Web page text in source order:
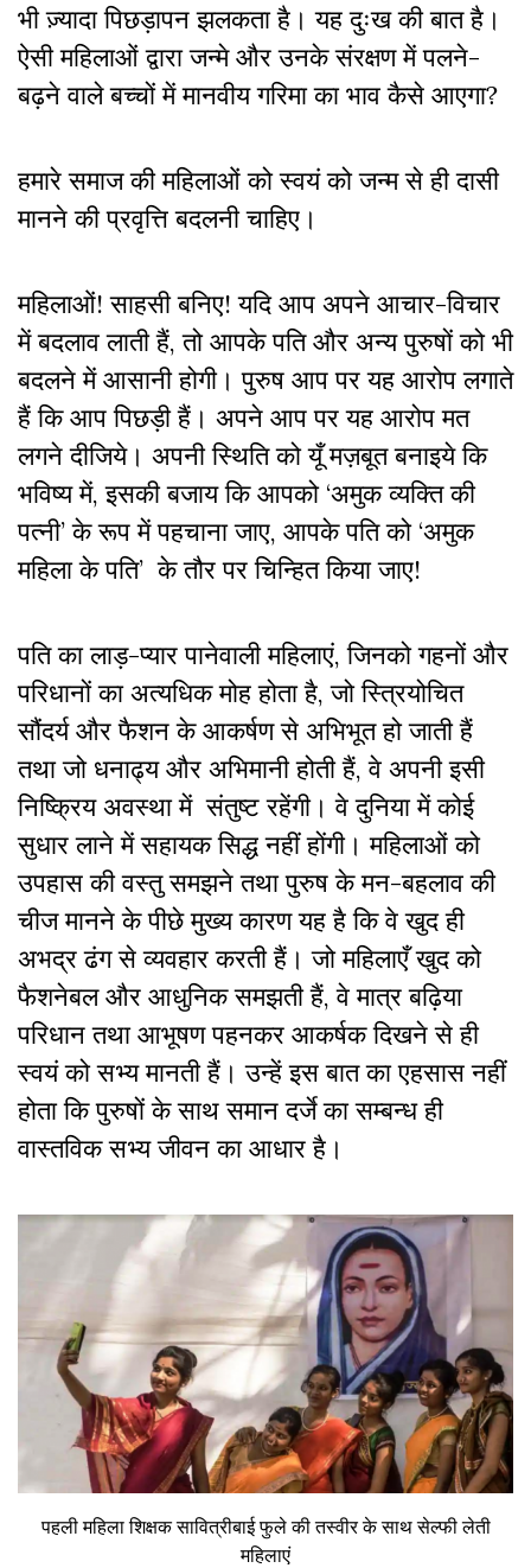
भी ज़्यादा पिछड़ापन झलकता है। यह दुःख की बात है।
ऐसी महिलाओं द्वारा जन्मे और उनके संरक्षण में पलने-
बढ़ने वाले बच्चों में मानवीय गरिमा का भाव कैसे आएगा?
हमारे समाज की महिलाओं को स्वयं को जन्म से ही दासी
मानने की प्रवृत्ति बदलनी चाहिए।
महिलाओं! साहसी बनिए! यदि आप अपने आचार-विचार
में बदलाव लाती हैं, तो आपके पति और अन्य पुरुषों को भी
बदलने में आसानी होगी। पुरुष आप पर यह आरोप लगाते
हैं कि आप पिछड़ी हैं। अपने आप पर यह आरोप मत
लगने दीजिये। अपनी स्थिति को यूँ मज़बूत बनाइये कि
भविष्य में, इसकी बजाय कि आपको ‘अमुक व्यक्ति की
पत्नी’ के रूप में पहचाना जाए, आपके पति को ‘अमुक
महिला के पति’ के तौर पर चिन्हित किया जाए!
पति का लाड़-प्यार पानेवाली महिलाएं, जिनको गहनों और
परिधानों का अत्यधिक मोह होता है, जो स्त्रियोचित
सौंदर्य और फैशन के आकर्षण से अभिभूत हो जाती हैं
तथा जो धनाढ्य और अभिमानी होती हैं, वे अपनी इसी
निष्क्रिय अवस्था में संतुष्ट रहेंगी। वे दुनिया में कोई
सुधार लाने में सहायक सिद्ध नहीं होंगी। महिलाओं को
उपहास की वस्तु समझने तथा पुरुष के मन-बहलाव की
चीज मानने के पीछे मुख्य कारण यह है कि वे खुद ही
अभद्र ढंग से व्यवहार करती हैं। जो महिलाएँ खुद को
फैशनेबल और आधुनिक समझती हैं, वे मात्र बढ़िया
परिधान तथा आभूषण पहनकर आकर्षक दिखने से ही
स्वयं को सभ्य मानती हैं। उन्हें इस बात का एहसास नहीं
होता कि पुरुषों के साथ समान दर्जे का सम्बन्ध ही
वास्तविक सभ्य जीवन का आधार है।
पहली महिला शिक्षक सावित्रीबाई फुले की तस्वीर के साथ सेल्फी लेती
महिलाएं